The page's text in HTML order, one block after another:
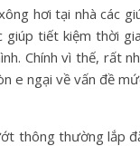
hơi tại nhà các
tiết kiệm thời
Chính vì thế, rất
e ngại về vấn đề
thông thường lắp